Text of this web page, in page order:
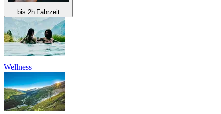
bis 2h Fahrzeit
Wellness